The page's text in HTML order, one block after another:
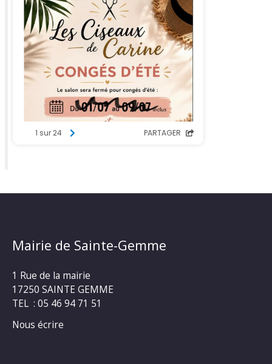
Mairie de Sainte-Gemme
1 Rue de la mairie
17250 SAINTE GEMME
TEL : 05 46 94 71 51
Nous écrire